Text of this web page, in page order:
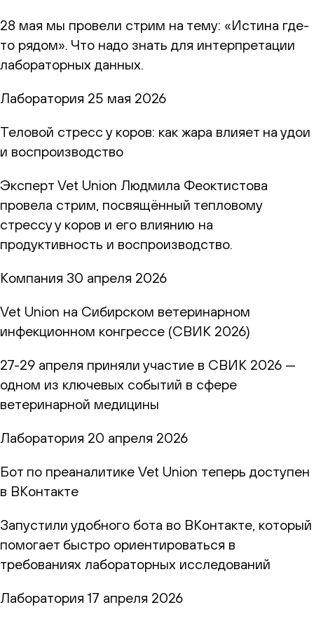
28 мая мы провели стрим на тему: «Истина где-
то рядом». Что надо знать для интерпретации
лабораторных данных.
Лаборатория 25 мая 2026
Теловой стресс у коров: как жара влияет на удои
и воспроизводство
Эксперт Vet Union Людмила Феоктистова
провела стрим, посвящённый тепловому
стрессу у коров и его влиянию на
продуктивность и воспроизводство.
Компания 30 апреля 2026
Vet Union на Сибирском ветеринарном
инфекционном конгрессе (СВИК 2026)
27-29 апреля приняли участие в СВИК 2026 —
одном из ключевых событий в сфере
ветеринарной медицины
Лаборатория 20 апреля 2026
Бот по преаналитике Vet Union теперь доступен
в ВКонтакте
Запустили удобного бота во ВКонтакте, который
помогает быстро ориентироваться в
требованиях лабораторных исследований
Лаборатория 17 апреля 2026